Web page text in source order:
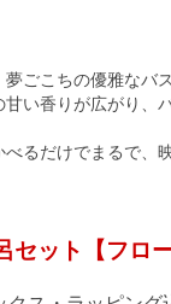
夢ごこちの優雅なバ
い香りが広がり、
るだけでまるで、
セット【フロ